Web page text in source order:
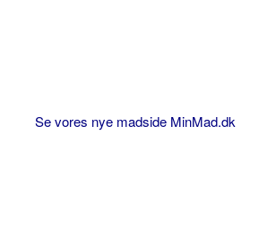
Se vores nye madside MinMad.dk